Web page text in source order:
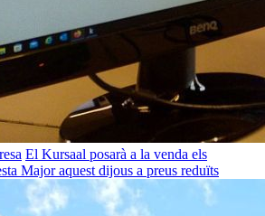
El Kursaal posarà a la venda els
Major aquest dijous a preus reduïts